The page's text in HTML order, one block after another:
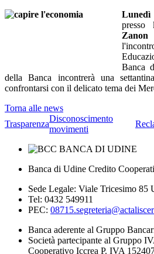
Lunedì
presso
Banca
della Banca incontrerà una
confrontarsi con il delicato tema dei
Torna alle news
Trasparenza
Disconoscimento
movimenti
Banca di Udine Credito
Sede Legale: Viale Tricesimo 85
Tel: 0432 549911
PEC:
Banca aderente al Gruppo
Società partecipante al Gruppo
Cooperativo Iccrea P. IVA